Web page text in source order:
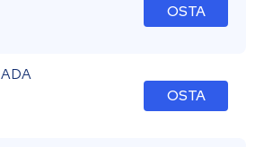
OSTA
ADA
OSTA